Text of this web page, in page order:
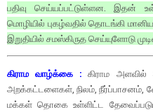
பதிவு செய்யப்பட்டுள்ளன. இதன்
மொழியில் புகழ்வதில் தொடங்கி
இறுதியில் சமஸ்கிருத செய்யுளோடு
கிராம வாழ்க்கை : கிராம அளவில்
அறக்கட்டளைகள், நிலம்,
மக்கள் தொகை உள்ளிட்ட